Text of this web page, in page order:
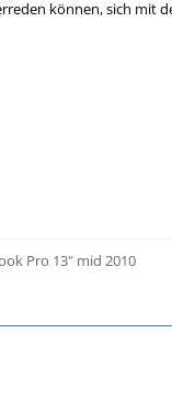
können, sich mit
Pro 13" mid 2010